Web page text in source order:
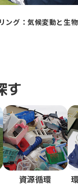
ング：気候変動と生
す
資源循環